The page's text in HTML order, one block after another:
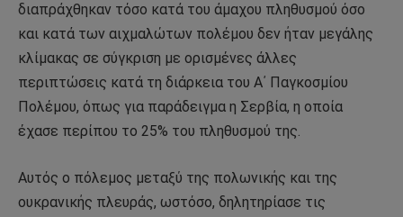
διαπράχθηκαν τόσο κατά του άμαχου πληθυσμού όσο
και κατά των αιχμαλώτων πολέμου δεν ήταν μεγάλης
κλίμακας σε σύγκριση με ορισμένες άλλες
περιπτώσεις κατά τη διάρκεια του Α΄ Παγκοσμίου
Πολέμου, όπως για παράδειγμα η Σερβία, η οποία
έχασε περίπου το 25% του πληθυσμού της.
Αυτός ο πόλεμος μεταξύ της πολωνικής και της
ουκρανικής πλευράς, ωστόσο, δηλητηρίασε τις